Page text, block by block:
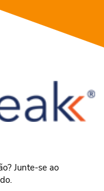
Junte-se ao